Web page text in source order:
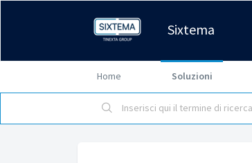
Sixtema
Home Soluzioni